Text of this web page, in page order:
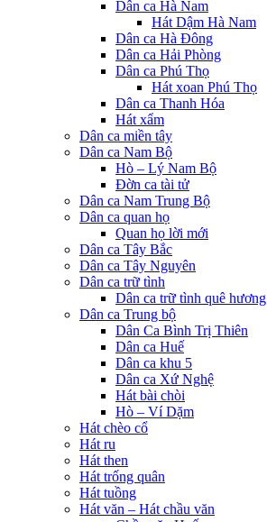
Dân ca Hà Nam
Hát Dậm Hà Nam
Dân ca Hà Đông
Dân ca Hải Phòng
Dân ca Phú Thọ
Hát xoan Phú Thọ
Dân ca Thanh Hóa
Hát xẩm
Dân ca miền tây
Dân ca Nam Bộ
Hò – Lý Nam Bộ
Đờn ca tài tử
Dân ca Nam Trung Bộ
Dân ca quan họ
Quan họ lời mới
Dân ca Tây Bắc
Dân ca Tây Nguyên
Dân ca trữ tình
Dân ca trữ tình quê hương
Dân ca Trung bộ
Dân Ca Bình Trị Thiên
Dân ca Huế
Dân ca khu 5
Dân ca Xứ Nghệ
Hát bài chòi
Hò – Ví Dặm
Hát chèo cổ
Hát ru
Hát then
Hát trống quân
Hát tuồng
Hát văn – Hát chầu văn